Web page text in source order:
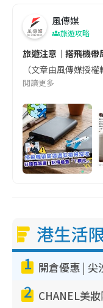
風傳媒
旅遊攻略
旅遊注意｜搭飛機
（文章由風傳媒授
閱讀更多
港生活
1
2